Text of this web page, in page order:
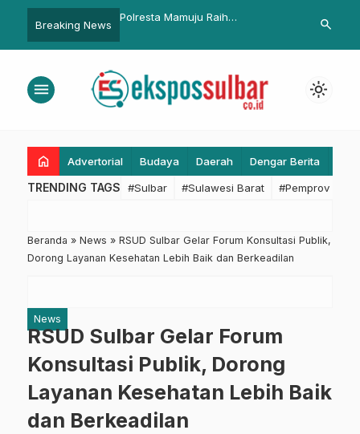
Breaking News
Tertinggi Penilaian
se-Jajaran Polda
Optimalkan Pendapatan dan
Koordinasikan Program Kerja
Raharja
Bapperida
Pemenuhan
search
menu light_mode
home Advertorial Budaya Daerah Dengar Berita
TRENDING TAGS #Sulbar #Sulawesi Barat #Pemprov
Beranda » News » RSUD Sulbar Gelar Forum Konsultasi Publik,
Dorong Layanan Kesehatan Lebih Baik dan Berkeadilan
News
RSUD Sulbar Gelar Forum
Konsultasi Publik, Dorong
Layanan Kesehatan Lebih Baik
dan Berkeadilan